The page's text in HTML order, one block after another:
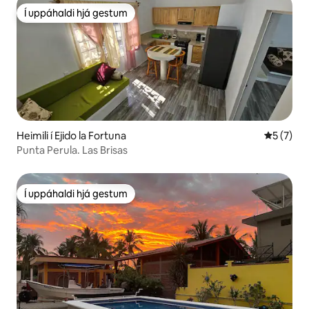
Í uppáhaldi hjá gestum
Í uppáhaldi hjá gestum
Heimili í Ejido la Fortuna 5 af 5 í
5 (7)
Punta Perula. Las Brisas
Í uppáhaldi hjá gestum
Í uppáhaldi hjá gestum